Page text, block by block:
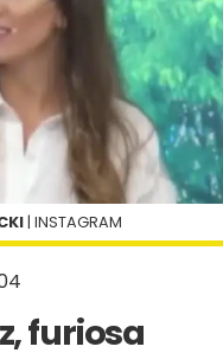
furiosa
| INSTAGRAM